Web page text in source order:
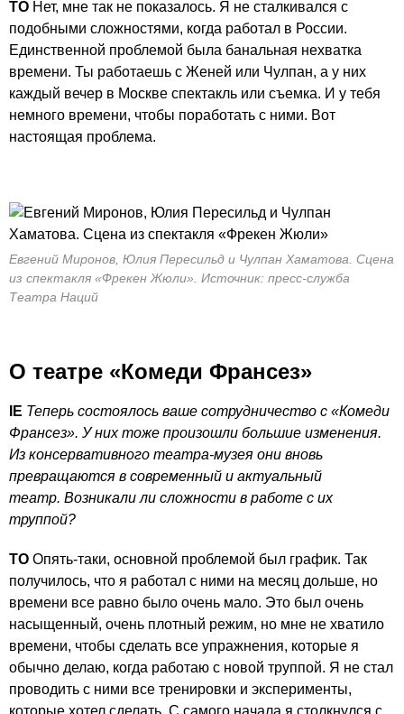
ТО Нет, мне так не показалось. Я не сталкивался с
подобными сложностями, когда работал в России.
Единственной проблемой была банальная нехватка
времени. Ты работаешь с Женей или Чулпан, а у них
каждый вечер в Москве спектакль или съемка. И у тебя
немного времени, чтобы поработать с ними. Вот
настоящая проблема.
Евгений Миронов, Юлия Пересильд и Чулпан Хаматова. Сцена
из спектакля «Фрекен Жюли». Источник: пресс-служба
Театра Наций
О театре «Комеди Франсез»
IE Теперь состоялось ваше сотрудничество с «Комеди
Франсез». У них тоже произошли большие изменения.
Из консервативного театра-музея они вновь
превращаются в современный и актуальный
театр. Возникали ли сложности в работе с их
труппой?
ТО Опять-таки, основной проблемой был график. Так
получилось, что я работал с ними на месяц дольше, но
времени все равно было очень мало. Это был очень
насыщенный, очень плотный режим, но мне не хватило
времени, чтобы сделать все упражнения, которые я
обычно делаю, когда работаю с новой труппой. Я не стал
проводить с ними все тренировки и эксперименты,
которые хотел сделать. С самого начала я столкнулся с